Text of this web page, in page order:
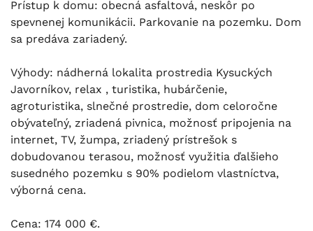
Prístup k domu: obecná asfaltová, neskôr po
spevnenej komunikácii. Parkovanie na pozemku. Dom
sa predáva zariadený.
Výhody: nádherná lokalita prostredia Kysuckých
Javorníkov, relax , turistika, hubárčenie,
agroturistika, slnečné prostredie, dom celoročne
obývateľný, zriadená pivnica, možnosť pripojenia na
internet, TV, žumpa, zriadený prístrešok s
dobudovanou terasou, možnosť využitia ďalšieho
susedného pozemku s 90% podielom vlastníctva,
výborná cena.
Cena: 174 000 €.